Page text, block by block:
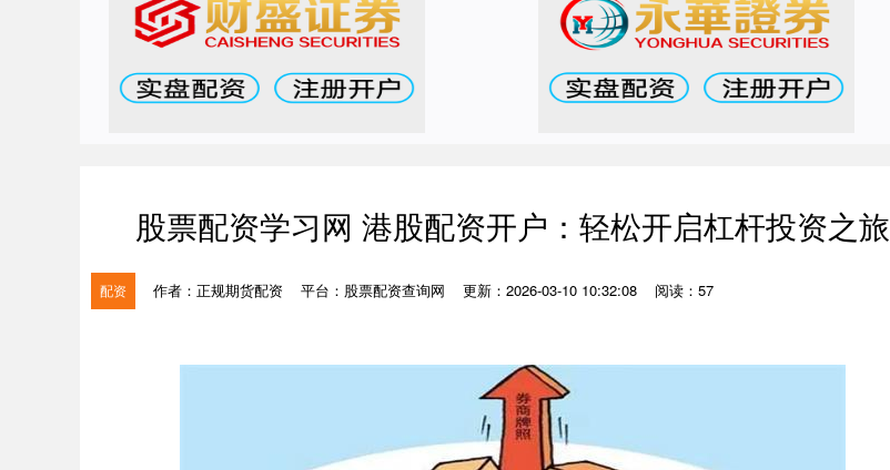
股票配资学习网 港股配资开户：轻松开启杠杆投资之旅
配资 作者：正规期货配资 平台：股票配资查询网 更新：2026-03-10 10:32:08 阅读：57